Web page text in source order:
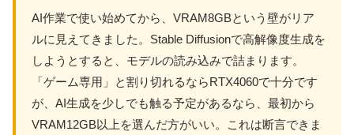
AI作業で使い始めてから、VRAM8GBという壁がリア
ルに見えてきました。Stable Diffusionで高解像度生成を
しようとすると、モデルの読み込みで詰まります。
「ゲーム専用」と割り切れるならRTX4060で十分です
が、AI生成を少しでも触る予定があるなら、最初から
VRAM12GB以上を選んだ方がいい。これは断言できま